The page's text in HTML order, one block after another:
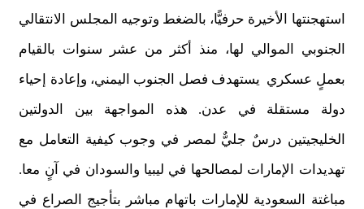
استهجنتها الأخيرة حرفيًّا، بالضغط وتوجيه المجلس الانتقالي
الجنوبي الموالي لها، منذ أكثر من عشر سنوات بالقيام
بعملٍ عسكري يستهدف فصل الجنوب اليمني، وإعادة إحياء
دولة مستقلة في عدن. هذه المواجهة بين الدولتين
الخليجيتين درسٌ جليٌّ لمصر في وجوب كيفية التعامل مع
تهديدات الإمارات لمصالحها في ليبيا والسودان في آنٍ معا.
مباغتة السعودية للإمارات باتهام مباشر بتأجيج الصراع في